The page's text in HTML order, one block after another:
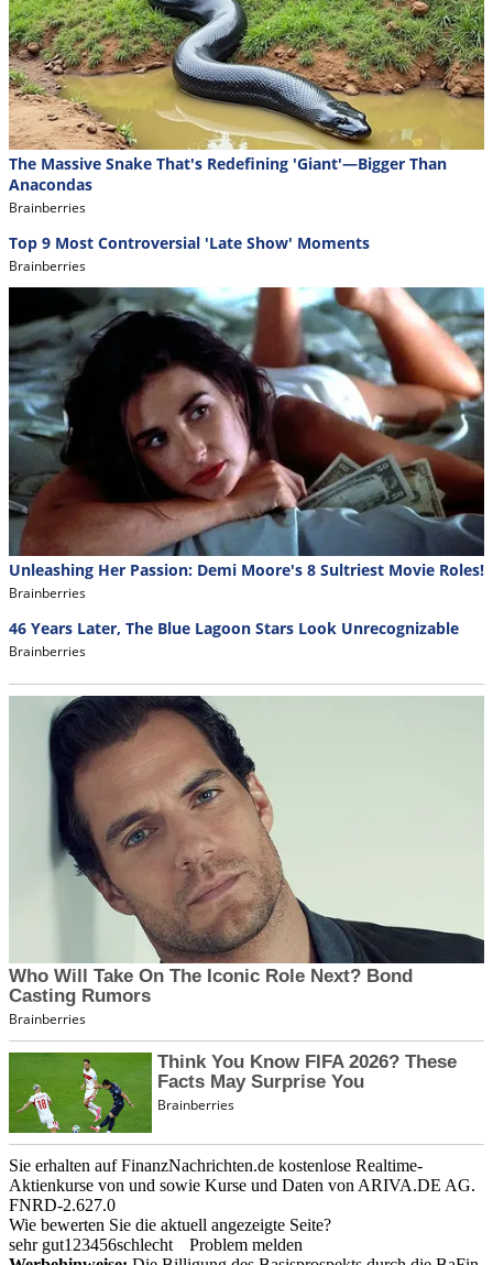
Sie erhalten auf FinanzNachrichten.de kostenlose Realtime-
Aktienkurse von und sowie Kurse und Daten von ARIVA.DE AG.
FNRD-2.627.0
Wie bewerten Sie die aktuell angezeigte Seite?
sehr gut1 23456schlecht
Problem melden